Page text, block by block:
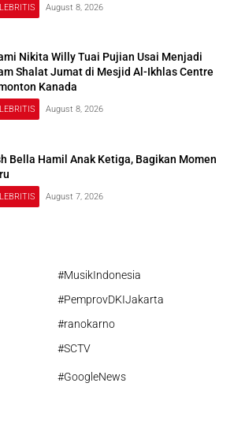
August 8, 2026
Nikita Willy Tuai Pujian Usai Menjadi
Shalat Jumat di Mesjid Al-Ikhlas Centre
Kanada
August 8, 2026
Bella Hamil Anak Ketiga, Bagikan Momen
August 7, 2026
#MusikIndonesia
#PemprovDKIJakarta
#ranokarno
#SCTV
#GoogleNews